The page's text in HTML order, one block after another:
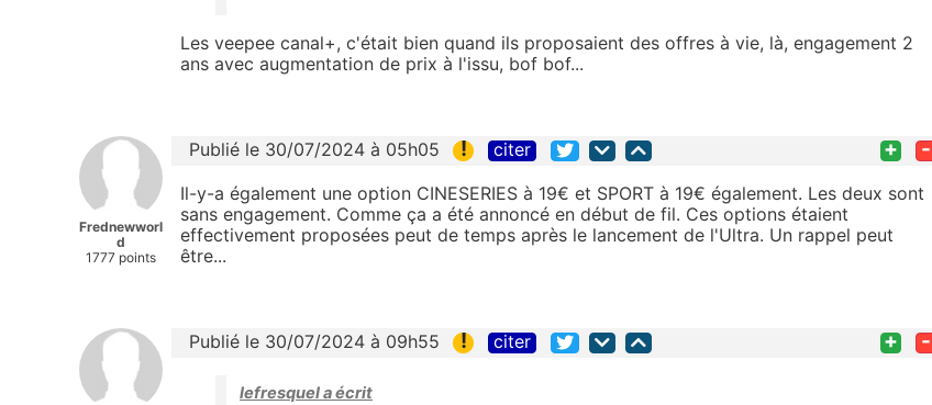
Les veepee canal+, c'était bien quand ils proposaient des offres à vie, là, engagement 2
ans avec augmentation de prix à l'issu, bof bof...
Frednewworl
d
1777 points
Publié le 30/07/2024 à 05h05 ! citer + -
Il-y-a également une option CINESERIES à 19€ et SPORT à 19€ également. Les deux sont
sans engagement. Comme ça a été annoncé en début de fil. Ces options étaient
effectivement proposées peut de temps après le lancement de l'Ultra. Un rappel peut
être...
Publié le 30/07/2024 à 09h55 ! citer + -
lefresquel a écrit